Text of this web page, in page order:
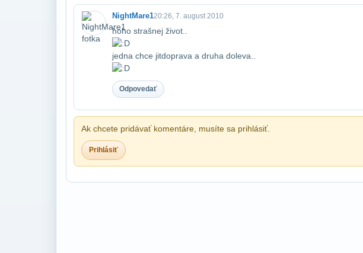
NightMare120:26, 7. august 2010
hoho strašnej život..
jedna chce jit​doprava a druha doleva..
Odpovedať
Ak chcete pridávať komentáre, musíte sa prihlásiť.
Prihlásiť